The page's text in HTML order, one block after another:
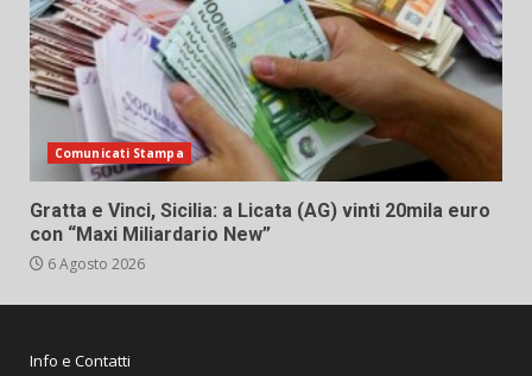
Comunicati Stampa
Gratta e Vinci, Sicilia: a Licata (AG) vinti 20mila euro
con “Maxi Miliardario New”
6 Agosto 2026
Info e Contatti